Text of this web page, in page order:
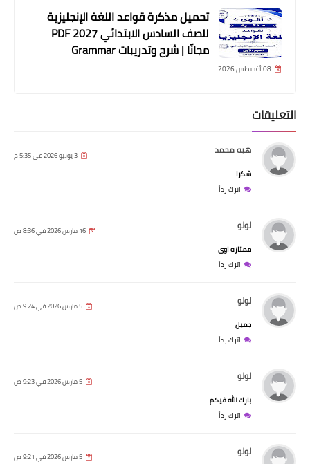
تحميل مذكرة قواعد اللغة الإنجليزية
للصف السادس الابتدائي 2027 PDF
مجانًا | شرح وتدريبات Grammar
08 أغسطس 2026
التعليقات
هبه محمد 3 يونيو 2026 في 5:35 م
شكرا
اترك رداً
لولو 16 مارس 2026 في 8:36 ص
ممتازه اوى
اترك رداً
لولو 5 مارس 2026 في 9:24 ص
جميل
اترك رداً
لولو 5 مارس 2026 في 9:23 ص
بارك الله فيكم
اترك رداً
لولو 5 مارس 2026 في 9:21 ص